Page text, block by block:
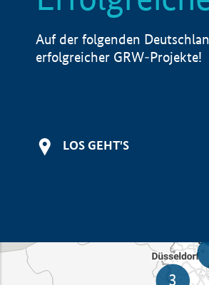
Auf der folgenden
erfolgreicher GRW-Projekte!
LOS GEHT'S